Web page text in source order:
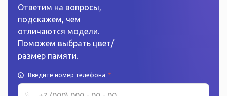
Ответим на вопросы,
подскажем, чем
отличаются модели.
Поможем выбрать цвет/
размер памяти.
Введите номер телефона *